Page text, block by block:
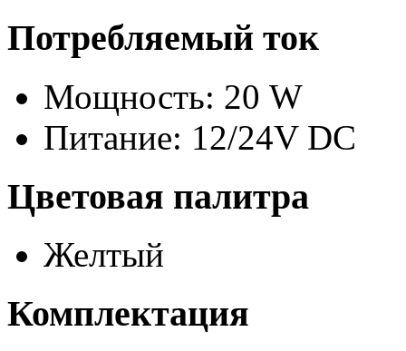
Потребляемый ток
Мощность: 20 W
Питание: 12/24V DC
Цветовая палитра
Желтый
Комплектация